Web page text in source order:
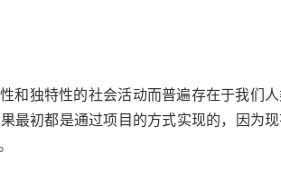
和独特性的社会活动而普遍存在于我们
最初都是通过项目的方式实现的，因为